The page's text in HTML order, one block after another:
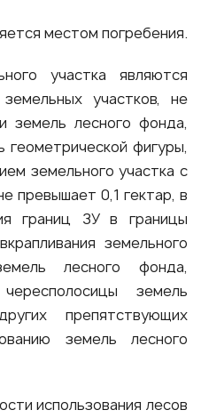
местом погребения.
участка являются
участков, не
земель лесного фонда,
геометрической фигуры,
земельного участка с
превышает 0,1 гектар, в
границ ЗУ в границы
земельного
лесного фонда,
земель
препятствующих
земель лесного
использования лесов